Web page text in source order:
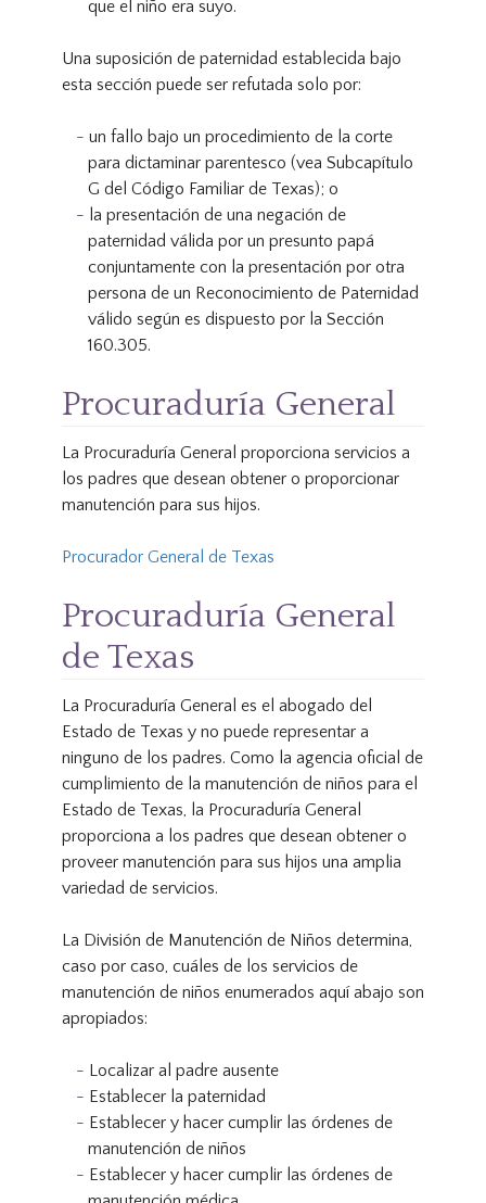
que el niño era suyo.
Una suposición de paternidad establecida bajo
esta sección puede ser refutada solo por:
un fallo bajo un procedimiento de la corte
para dictaminar parentesco (vea Subcapítulo
G del Código Familiar de Texas); o
la presentación de una negación de
paternidad válida por un presunto papá
conjuntamente con la presentación por otra
persona de un Reconocimiento de Paternidad
válido según es dispuesto por la Sección
160.305.
Procuraduría General
La Procuraduría General proporciona servicios a
los padres que desean obtener o proporcionar
manutención para sus hijos.
Procurador General de Texas
Procuraduría General
de Texas
La Procuraduría General es el abogado del
Estado de Texas y no puede representar a
ninguno de los padres. Como la agencia oficial de
cumplimiento de la manutención de niños para el
Estado de Texas, la Procuraduría General
proporciona a los padres que desean obtener o
proveer manutención para sus hijos una amplia
variedad de servicios.
La División de Manutención de Niños determina,
caso por caso, cuáles de los servicios de
manutención de niños enumerados aquí abajo son
apropiados:
Localizar al padre ausente
Establecer la paternidad
Establecer y hacer cumplir las órdenes de
manutención de niños
Establecer y hacer cumplir las órdenes de